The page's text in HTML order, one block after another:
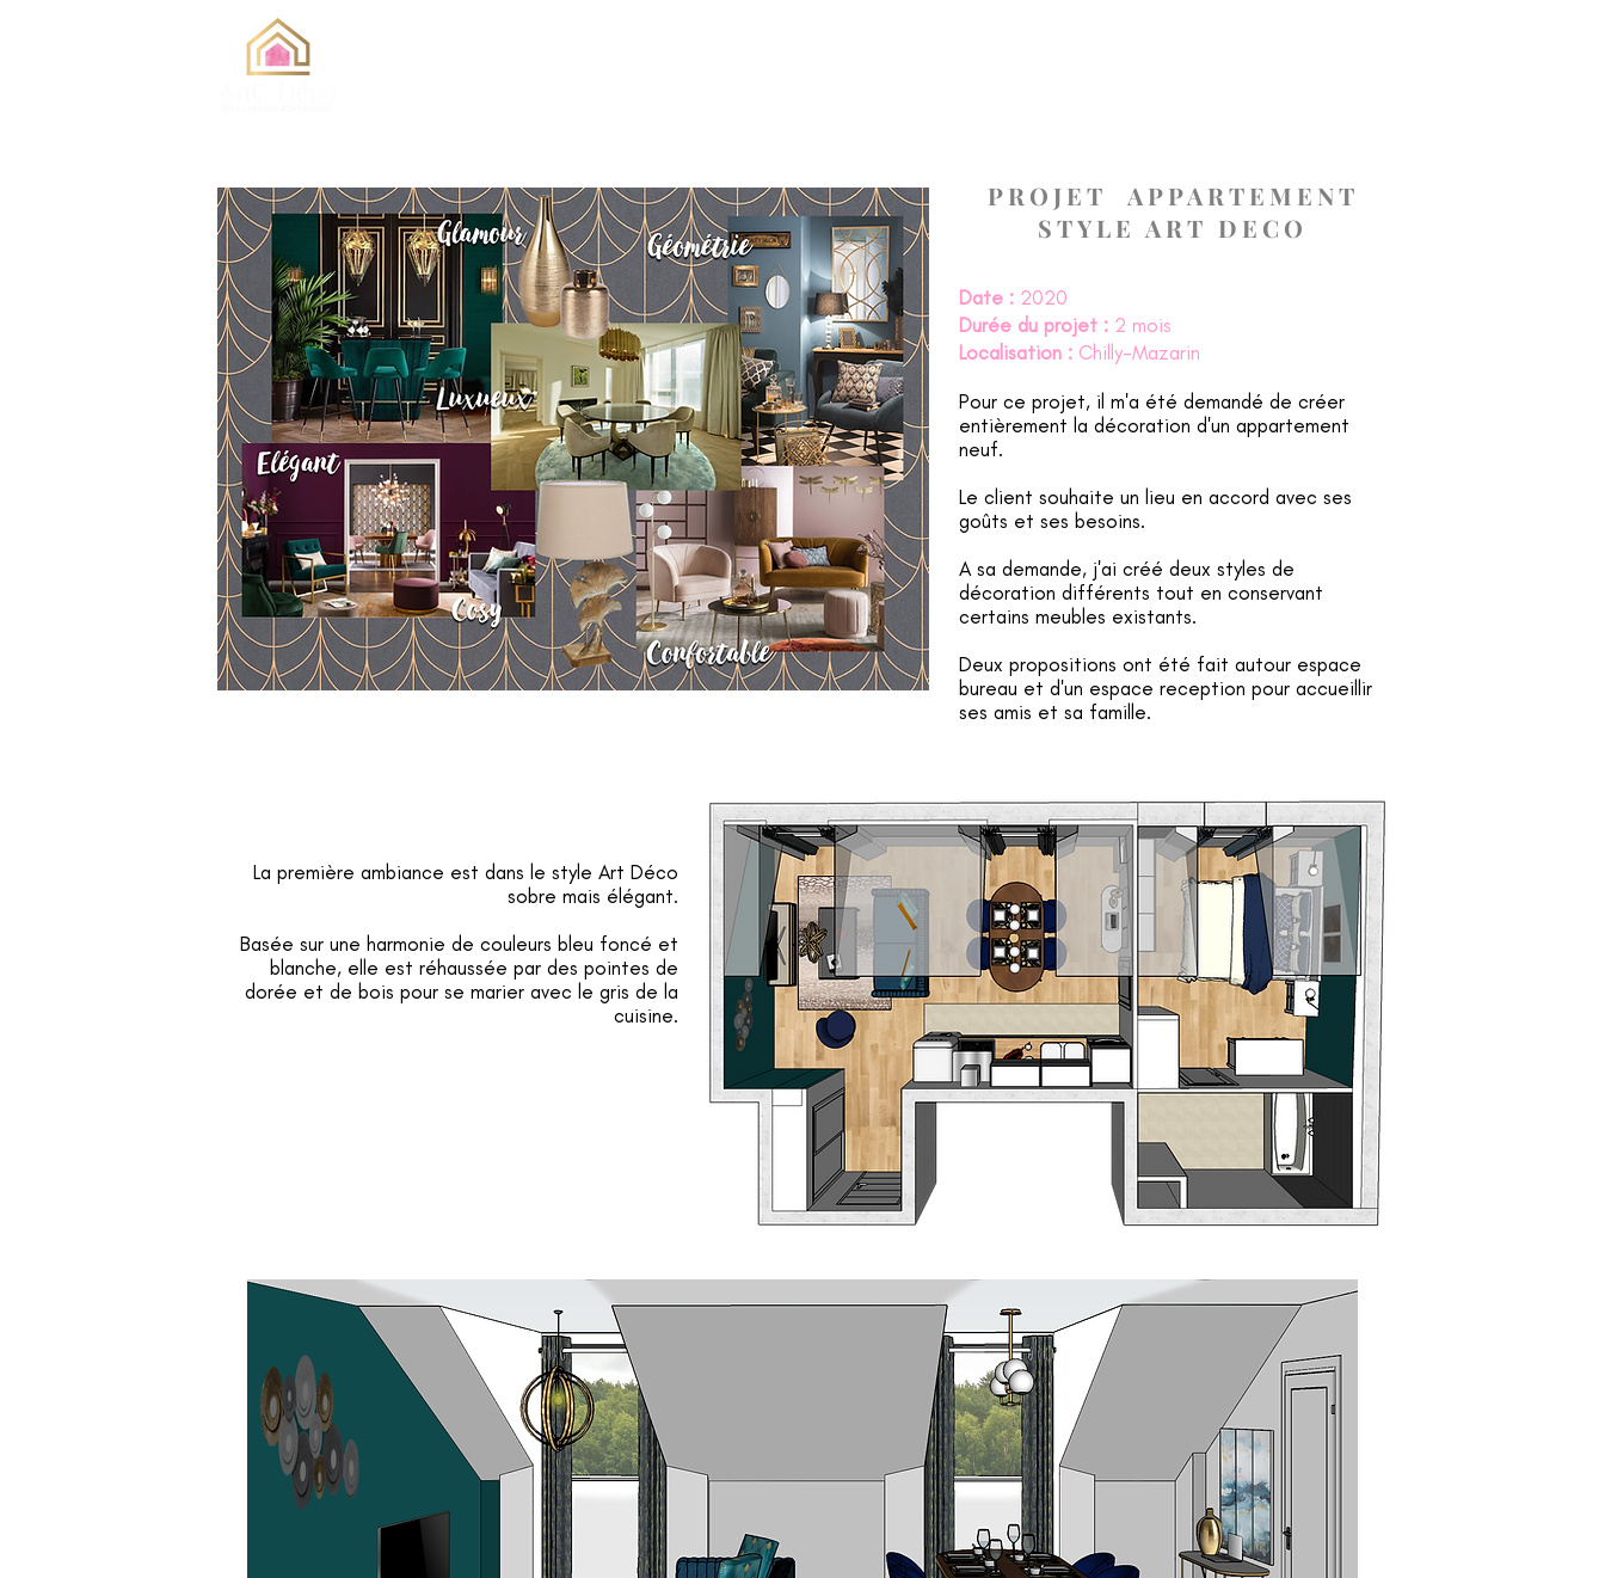
PROJET APPARTEMENT
STYLE ART DECO
Date : 2020
Durée du projet : 2 mois
Localisation : Chilly-Mazarin
Pour ce projet, il m'a été demandé de créer
entièrement la décoration d'un appartement
neuf.
Le client souhaite un lieu en accord avec ses
goûts et ses besoins.
A sa demande, j'ai créé deux styles de
décoration différents tout en conservant
certains meubles existants.
Deux propositions ont été fait autour espace
bureau et d'un espace reception pour accueillir
ses amis et sa famille.
La première ambiance est dans le style Art Déco
sobre mais élégant.
Basée sur une harmonie de couleurs bleu foncé et
blanche, elle est réhaussée par des pointes de
dorée et de bois pour se marier avec le gris de la
cuisine.